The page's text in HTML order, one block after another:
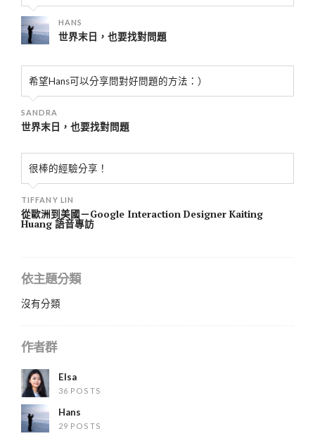
HANS
世界末日，也要找對問題
希望Hans可以分享問對好問題的方法：）
SANDRA
世界末日，也要找對問題
很棒的經驗分享！
TIFFANY LIN
從歐洲到美國－Google Interaction Designer Kaiting
Huang 語音專訪
依主題分類
沒有分類
作者群
Elsa
36 POSTS
Hans
29 POSTS